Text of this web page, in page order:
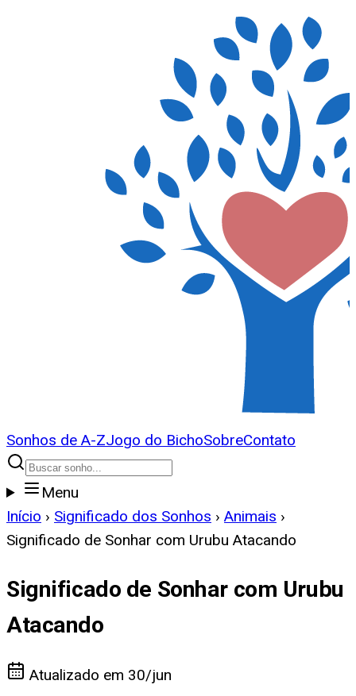
Sonhos de A-ZJogo do BichoSobreContato
Menu
Início › Significado dos Sonhos › Animais ›
Significado de Sonhar com Urubu Atacando
Significado de Sonhar com Urubu
Atacando
Atualizado em 30/jun